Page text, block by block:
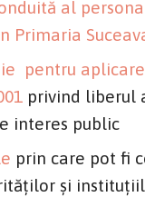
al
Primaria
pentru
privind liberul
interes public
prin care pot fi
şi